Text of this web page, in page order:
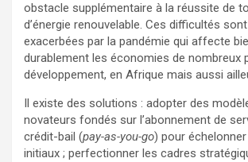
obstacle supplémentaire à la réussite de
d’énergie renouvelable. Ces difficultés
exacerbées par la pandémie qui affecte
durablement les économies de nombreux
développement, en Afrique mais aussi
Il existe des solutions : adopter des
novateurs fondés sur l’abonnement de
crédit-bail (pay-as-you-go) pour
initiaux ; perfectionner les cadres